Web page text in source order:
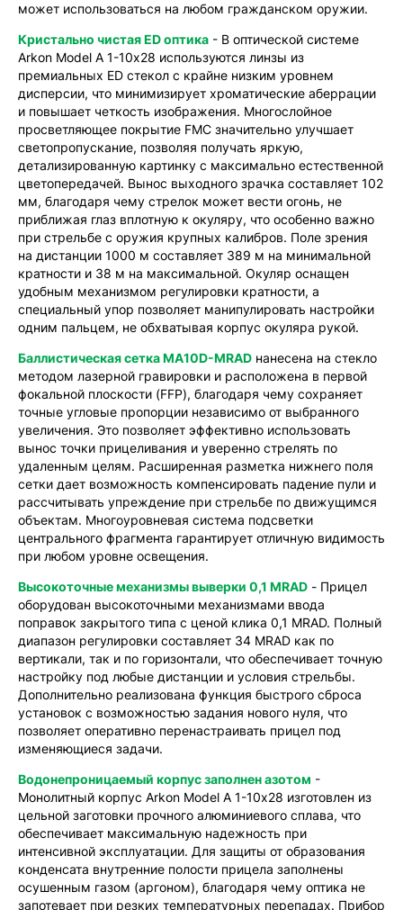
может использоваться на любом гражданском оружии.
Кристально чистая ED оптика - В оптической системе
Arkon Model A 1-10х28 используются линзы из
премиальных ED стекол с крайне низким уровнем
дисперсии, что минимизирует хроматические аберрации
и повышает четкость изображения. Многослойное
просветляющее покрытие FMC значительно улучшает
светопропускание, позволяя получать яркую,
детализированную картинку с максимально естественной
цветопередачей. Вынос выходного зрачка составляет 102
мм, благодаря чему стрелок может вести огонь, не
приближая глаз вплотную к окуляру, что особенно важно
при стрельбе с оружия крупных калибров. Поле зрения
на дистанции 1000 м составляет 389 м на минимальной
кратности и 38 м на максимальной. Окуляр оснащен
удобным механизмом регулировки кратности, а
специальный упор позволяет манипулировать настройки
одним пальцем, не обхватывая корпус окуляра рукой.
Баллистическая сетка MA10D-MRAD нанесена на стекло
методом лазерной гравировки и расположена в первой
фокальной плоскости (FFP), благодаря чему сохраняет
точные угловые пропорции независимо от выбранного
увеличения. Это позволяет эффективно использовать
вынос точки прицеливания и уверенно стрелять по
удаленным целям. Расширенная разметка нижнего поля
сетки дает возможность компенсировать падение пули и
рассчитывать упреждение при стрельбе по движущимся
объектам. Многоуровневая система подсветки
центрального фрагмента гарантирует отличную видимость
при любом уровне освещения.
Высокоточные механизмы выверки 0,1 MRAD - Прицел
оборудован высокоточными механизмами ввода
поправок закрытого типа с ценой клика 0,1 MRAD. Полный
диапазон регулировки составляет 34 MRAD как по
вертикали, так и по горизонтали, что обеспечивает точную
настройку под любые дистанции и условия стрельбы.
Дополнительно реализована функция быстрого сброса
установок с возможностью задания нового нуля, что
позволяет оперативно перенастраивать прицел под
изменяющиеся задачи.
Водонепроницаемый корпус заполнен азотом -
Монолитный корпус Arkon Model A 1-10х28 изготовлен из
цельной заготовки прочного алюминиевого сплава, что
обеспечивает максимальную надежность при
интенсивной эксплуатации. Для защиты от образования
конденсата внутренние полости прицела заполнены
осушенным газом (аргоном), благодаря чему оптика не
запотевает при резких температурных перепадах. Прибор